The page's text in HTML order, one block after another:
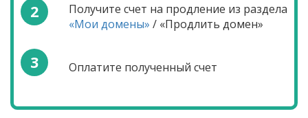
2
Получите счет на продление из раздела
«Мои домены» / «Продлить домен»
3 Оплатите полученный счет